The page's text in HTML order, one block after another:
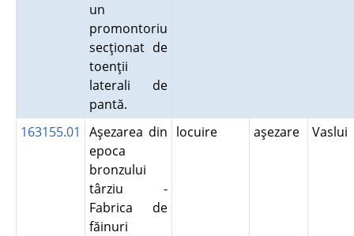
un
promontoriu
secţionat de
toenţii
laterali de
pantă.
163155.01
Aşezarea din
epoca
bronzului
târziu -
Fabrica de
făinuri
locuire aşezare Vaslui